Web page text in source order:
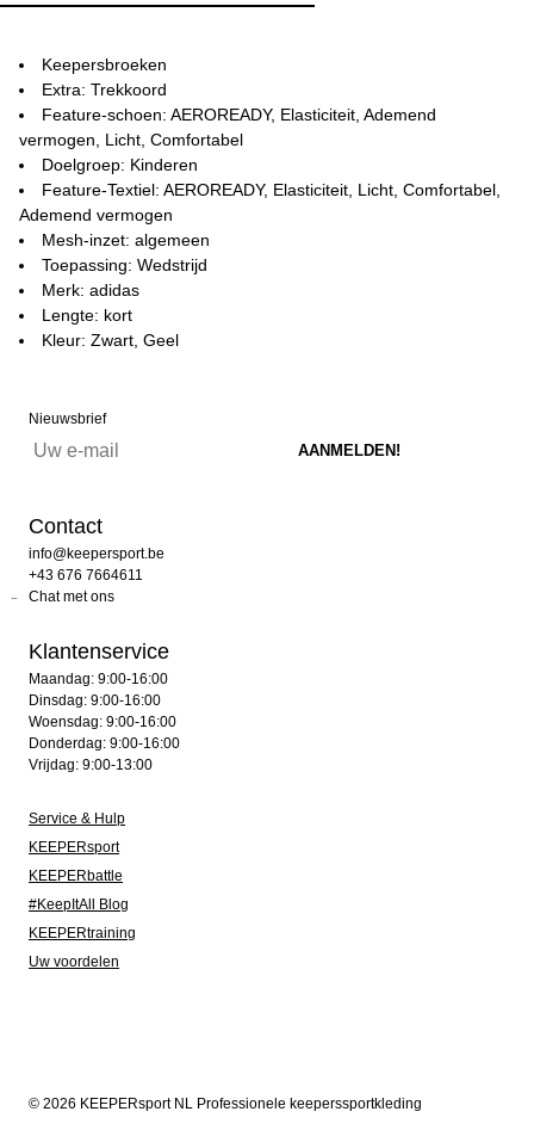
Keepersbroeken
Extra: Trekkoord
Feature-schoen: AEROREADY, Elasticiteit, Ademend
vermogen, Licht, Comfortabel
Doelgroep: Kinderen
Feature-Textiel: AEROREADY, Elasticiteit, Licht, Comfortabel,
Ademend vermogen
Mesh-inzet: algemeen
Toepassing: Wedstrijd
Merk: adidas
Lengte: kort
Kleur: Zwart, Geel
Nieuwsbrief
Contact
info@keepersport.be
+43 676 7664611
Chat met ons
Klantenservice
Maandag: 9:00-16:00
Dinsdag: 9:00-16:00
Woensdag: 9:00-16:00
Donderdag: 9:00-16:00
Vrijdag: 9:00-13:00
Service & Hulp
KEEPERsport
KEEPERbattle
#KeepItAll Blog
KEEPERtraining
Uw voordelen
© 2026 KEEPERsport NL Professionele keeperssportkleding